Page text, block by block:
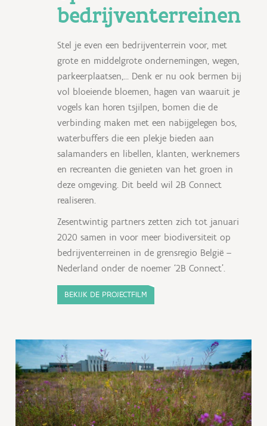
i
bedrijventerreinen
Stel je even een bedrijventerrein voor, met
grote en middelgrote ondernemingen, wegen,
parkeerplaatsen,… Denk er nu ook bermen bij
vol bloeiende bloemen, hagen van waaruit je
vogels kan horen tsjilpen, bomen die de
verbinding maken met een nabijgelegen bos,
waterbuffers die een plekje bieden aan
salamanders en libellen, klanten, werknemers
en recreanten die genieten van het groen in
deze omgeving. Dit beeld wil 2B Connect
realiseren.
Zesentwintig partners zetten zich tot januari
2020 samen in voor meer biodiversiteit op
bedrijventerreinen in de grensregio België –
Nederland onder de noemer ‘2B Connect’.
BEKIJK DE PROJECTFILM